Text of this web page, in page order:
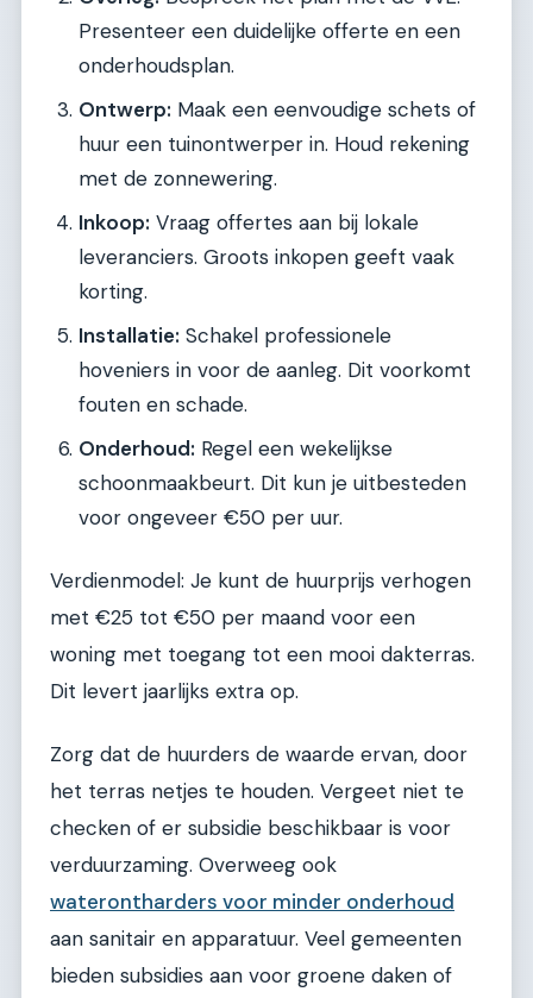
Presenteer een duidelijke offerte en een
onderhoudsplan.
Ontwerp: Maak een eenvoudige schets of
huur een tuinontwerper in. Houd rekening
met de zonnewering.
Inkoop: Vraag offertes aan bij lokale
leveranciers. Groots inkopen geeft vaak
korting.
Installatie: Schakel professionele
hoveniers in voor de aanleg. Dit voorkomt
fouten en schade.
Onderhoud: Regel een wekelijkse
schoonmaakbeurt. Dit kun je uitbesteden
voor ongeveer €50 per uur.
Verdienmodel: Je kunt de huurprijs verhogen
met €25 tot €50 per maand voor een
woning met toegang tot een mooi dakterras.
Dit levert jaarlijks extra op.
Zorg dat de huurders de waarde ervan, door
het terras netjes te houden. Vergeet niet te
checken of er subsidie beschikbaar is voor
verduurzaming. Overweeg ook
waterontharders voor minder onderhoud
aan sanitair en apparatuur. Veel gemeenten
bieden subsidies aan voor groene daken of